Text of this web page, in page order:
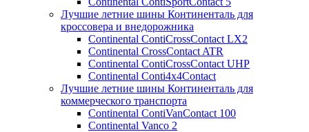
Лучшие летние шины Континенталь для
кроссовера и внедорожника
Continental ContiCrossContact LX2
Continental CrossContact ATR
Continental ContiCrossContact UHP
Continental Conti4x4Contact
Лучшие летние шины Континенталь для
коммерческого транспорта
Continental ContiVanContact 100
Continental Vanco 2